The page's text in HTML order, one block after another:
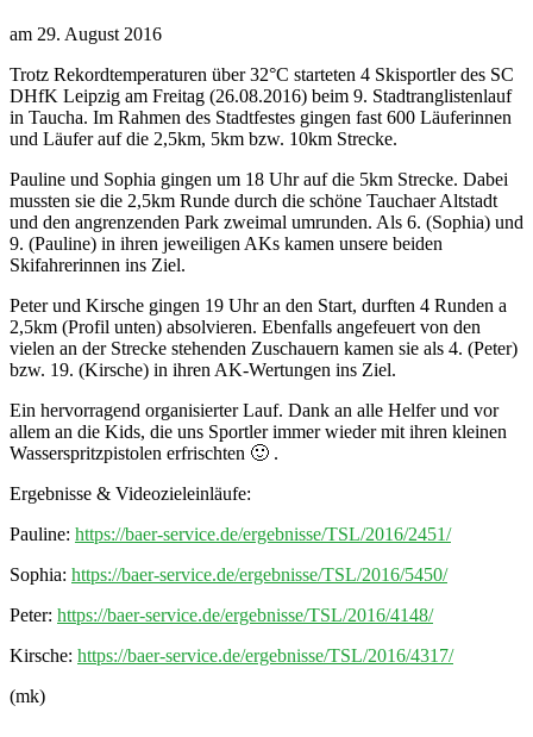
am 29. August 2016
Trotz Rekordtemperaturen über 32°C starteten 4 Skisportler des SC
DHfK Leipzig am Freitag (26.08.2016) beim 9. Stadtranglistenlauf
in Taucha. Im Rahmen des Stadtfestes gingen fast 600 Läuferinnen
und Läufer auf die 2,5km, 5km bzw. 10km Strecke.
Pauline und Sophia gingen um 18 Uhr auf die 5km Strecke. Dabei
mussten sie die 2,5km Runde durch die schöne Tauchaer Altstadt
und den angrenzenden Park zweimal umrunden. Als 6. (Sophia) und
9. (Pauline) in ihren jeweiligen AKs kamen unsere beiden
Skifahrerinnen ins Ziel.
Peter und Kirsche gingen 19 Uhr an den Start, durften 4 Runden a
2,5km (Profil unten) absolvieren. Ebenfalls angefeuert von den
vielen an der Strecke stehenden Zuschauern kamen sie als 4. (Peter)
bzw. 19. (Kirsche) in ihren AK-Wertungen ins Ziel.
Ein hervorragend organisierter Lauf. Dank an alle Helfer und vor
allem an die Kids, die uns Sportler immer wieder mit ihren kleinen
Wasserspritzpistolen erfrischten 🙂 .
Ergebnisse & Videozieleinläufe:
Pauline: https://baer-service.de/ergebnisse/TSL/2016/2451/
Sophia: https://baer-service.de/ergebnisse/TSL/2016/5450/
Peter: https://baer-service.de/ergebnisse/TSL/2016/4148/
Kirsche: https://baer-service.de/ergebnisse/TSL/2016/4317/
(mk)